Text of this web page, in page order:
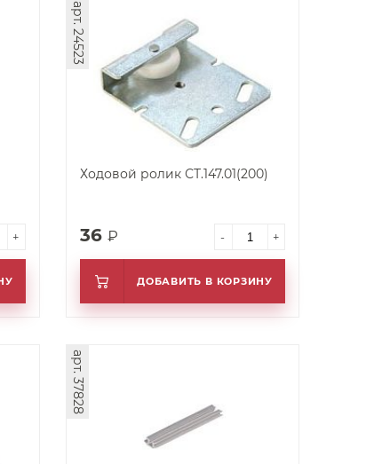
+
Ходовой ролик СТ.147.01(200)
арт. 24523
36 ₽ - +
ДОБАВИТЬ В КОРЗИНУ
арт. 37828